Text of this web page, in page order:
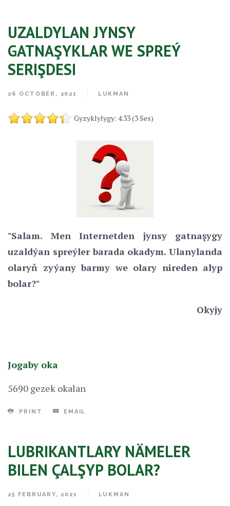
UZALDYLAN JYNSY
GATNAŞYKLAR WE SPREÝ
SERIŞDESI
26 OCTOBER, 2021 LUKMAN
Gyzyklylygy: 4.33 (3 Ses)
"Salam. Men Internetden jynsy gatnaşygy
uzaldýan spreýler barada okadym. Ulanylanda
olaryň zyýany barmy we olary nireden alyp
bolar?"
Okyjy
Jogaby oka
5690 gezek okalan
PRINT EMAIL
LUBRIKANTLARY NÄMELER
BILEN ÇALŞYP BOLAR?
25 FEBRUARY, 2021 LUKMAN